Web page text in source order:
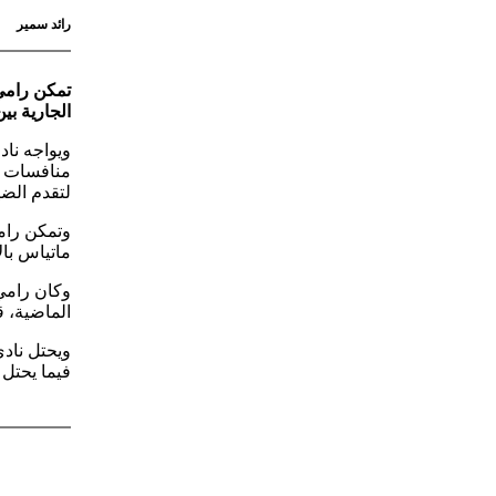
رائد سمير
تمكن
الجارية
ويواجه
لتقدم
وتمكن
ماتياس
وكان
فيما يحتل